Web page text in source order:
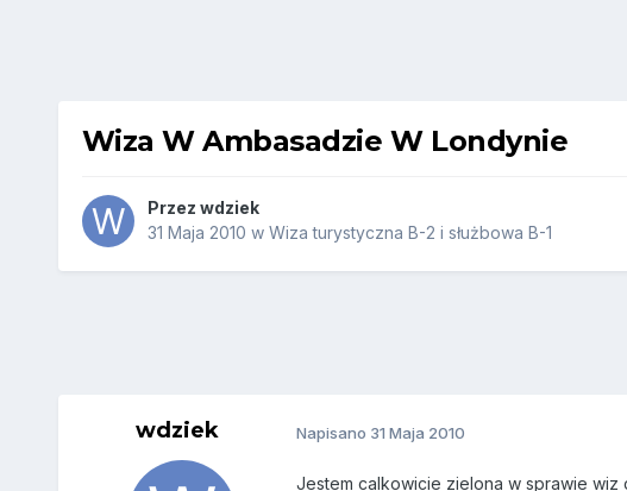
Wiza W Ambasadzie W Londynie
Przez wdziek
31 Maja 2010 w Wiza turystyczna B-2 i służbowa B-1
wdziek Napisano 31 Maja 2010
Jestem calkowicie zielona w sprawie wiz